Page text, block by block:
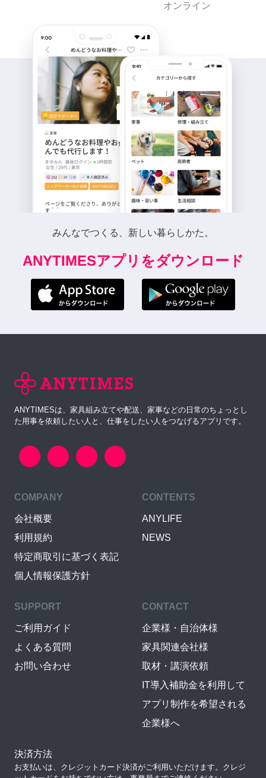
オンライン
みんなでつくる、新しい暮らしかた。
ANYTIMESアプリをダウンロード
ANYTIMESは、家具組み立てや配送、家事などの日常のちょっとし
た用事を依頼したい人と、仕事をしたい人をつなげるアプリです。
COMPANY
会社概要
利用規約
特定商取引に基づく表記
個人情報保護方針
CONTENTS
ANYLIFE
NEWS
SUPPORT
ご利用ガイド
よくある質問
お問い合わせ
CONTACT
企業様・自治体様
家具関連会社様
取材・講演依頼
IT導入補助金を利用して
アプリ制作を希望される
企業様へ
決済方法
お支払いは、クレジットカード決済がご利用いただけます。クレジ